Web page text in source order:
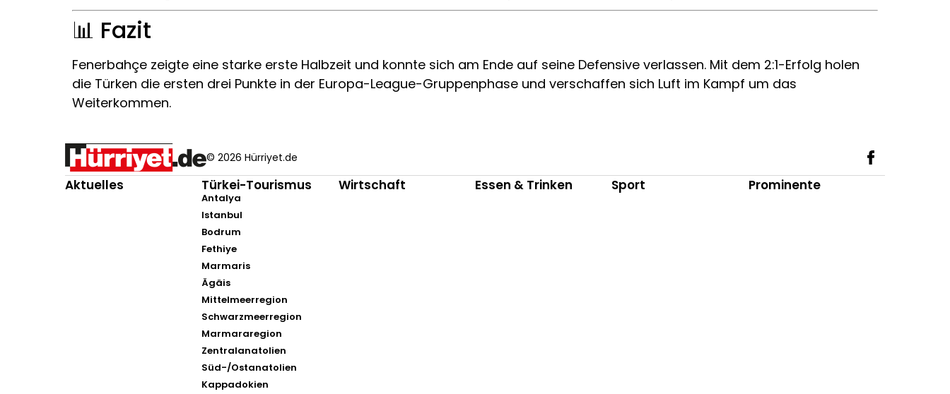
📊 Fazit
Fenerbahçe zeigte eine starke erste Halbzeit und konnte sich am Ende auf seine Defensive verlassen. Mit dem 2:1-Erfolg holen
die Türken die ersten drei Punkte in der Europa-League-Gruppenphase und verschaffen sich Luft im Kampf um das
Weiterkommen.
© 2026 Hürriyet.de
Aktuelles Türkei-Tourismus
Antalya
Istanbul
Bodrum
Fethiye
Marmaris
Ägäis
Mittelmeerregion
Schwarzmeerregion
Marmararegion
Zentralanatolien
Süd-/Ostanatolien
Kappadokien
Wirtschaft Essen & Trinken Sport Prominente